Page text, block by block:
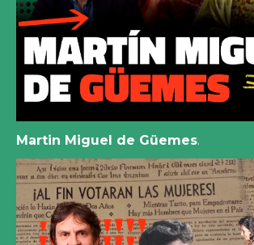
Martin Miguel de Güemes.